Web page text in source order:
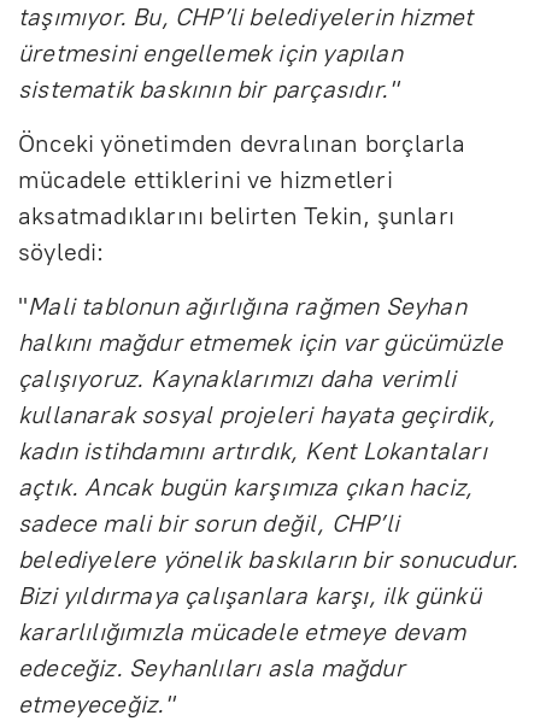
taşımıyor. Bu, CHP’li belediyelerin hizmet
üretmesini engellemek için yapılan
sistematik baskının bir parçasıdır."
Önceki yönetimden devralınan borçlarla
mücadele ettiklerini ve hizmetleri
aksatmadıklarını belirten Tekin, şunları
söyledi:
"Mali tablonun ağırlığına rağmen Seyhan
halkını mağdur etmemek için var gücümüzle
çalışıyoruz. Kaynaklarımızı daha verimli
kullanarak sosyal projeleri hayata geçirdik,
kadın istihdamını artırdık, Kent Lokantaları
açtık. Ancak bugün karşımıza çıkan haciz,
sadece mali bir sorun değil, CHP’li
belediyelere yönelik baskıların bir sonucudur.
Bizi yıldırmaya çalışanlara karşı, ilk günkü
kararlılığımızla mücadele etmeye devam
edeceğiz. Seyhanlıları asla mağdur
etmeyeceğiz."